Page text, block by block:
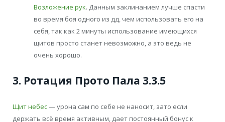
Возложение рук. Данным заклинанием лучше спасти
во время боя одного из дд, чем использовать его на
себя, так как 2 минуты использование имеющихся
щитов просто станет невозможно, а это ведь не
очень хорошо.
3. Ротация Прото Пала 3.3.5
Щит небес— урона сам по себе не наносит, зато если
держать всё время активным, дает постоянный бонус к